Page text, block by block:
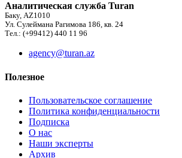
Аналитическая служба Turan
Баку, AZ1010
Ул. Сулеймана Рагимова 186, кв. 24
Тел.: (+99412) 440 11 96
agency@turan.az
Полезное
Пользовательское соглашение
Политика конфиденциальности
Подписка
О нас
Наши эксперты
Архив